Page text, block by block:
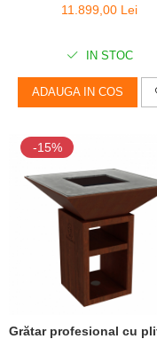
11.899,00 Lei
IN STOC
ADAUGA IN COS
-15%
Grătar profesional cu